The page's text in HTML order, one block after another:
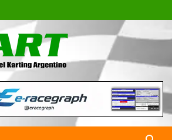
| La Revista
del Karting en